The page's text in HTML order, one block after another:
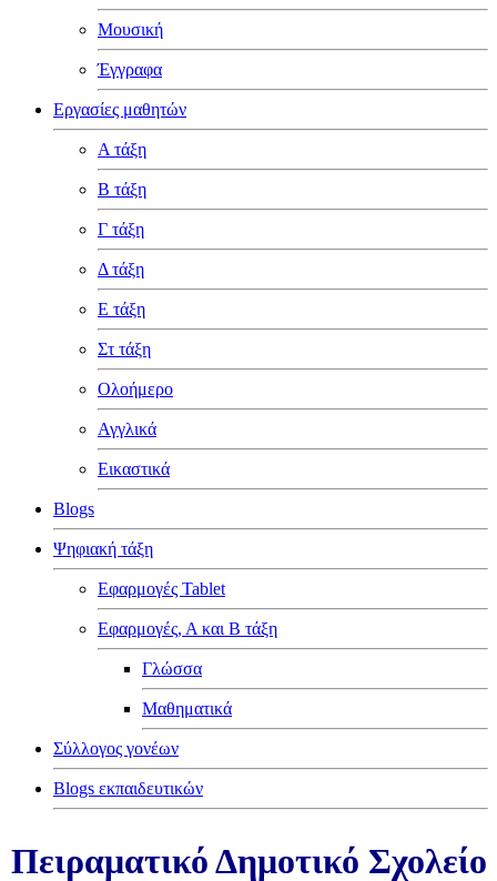
Μουσική
Έγγραφα
Εργασίες μαθητών
Α τάξη
Β τάξη
Γ τάξη
Δ τάξη
Ε τάξη
Στ τάξη
Ολοήμερο
Αγγλικά
Εικαστικά
Blogs
Ψηφιακή τάξη
Εφαρμογές Tablet
Εφαρμογές, Α και Β τάξη
Γλώσσα
Μαθηματικά
Σύλλογος γονέων
Blogs εκπαιδευτικών
Πειραματικό Δημοτικό Σχολείο